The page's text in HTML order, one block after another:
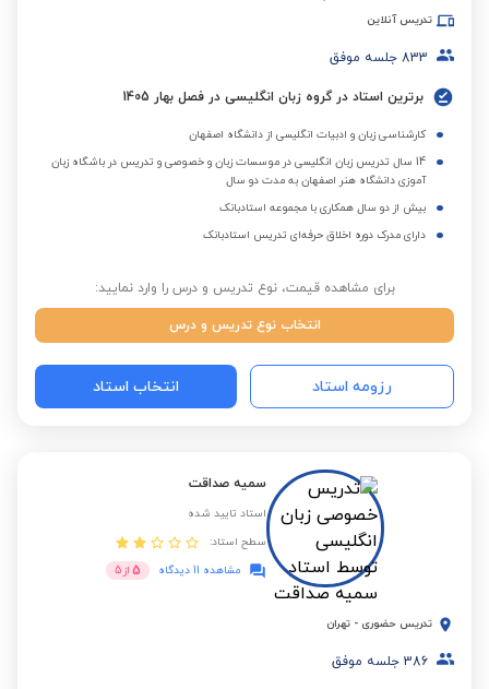
تدریس آنلاین
833 جلسه موفق
برترین استاد در گروه زبان انگلیسی در فصل بهار 1405
کارشناسی زبان و ادبیات انگلیسی از دانشگاه اصفهان
14 سال تدریس زبان انگلیسی در موسسات زبان و خصوصی و تدریس در باشگاه زبان
آموزی دانشگاه هنر اصفهان به مدت دو سال
بیش از دو سال همکاری با مجموعه استادبانک
دارای مدرک دوره اخلاق حرفه‌ای تدریس استادبانک
برای مشاهده قیمت، نوع تدریس و درس را وارد نمایید:
انتخاب نوع تدریس و درس
رزومه استاد انتخاب استاد
سمیه صداقت
استاد تایید شده
سطح استاد:
مشاهده 11 دیدگاه
5 از 5
تدریس حضوری - تهران
386 جلسه موفق